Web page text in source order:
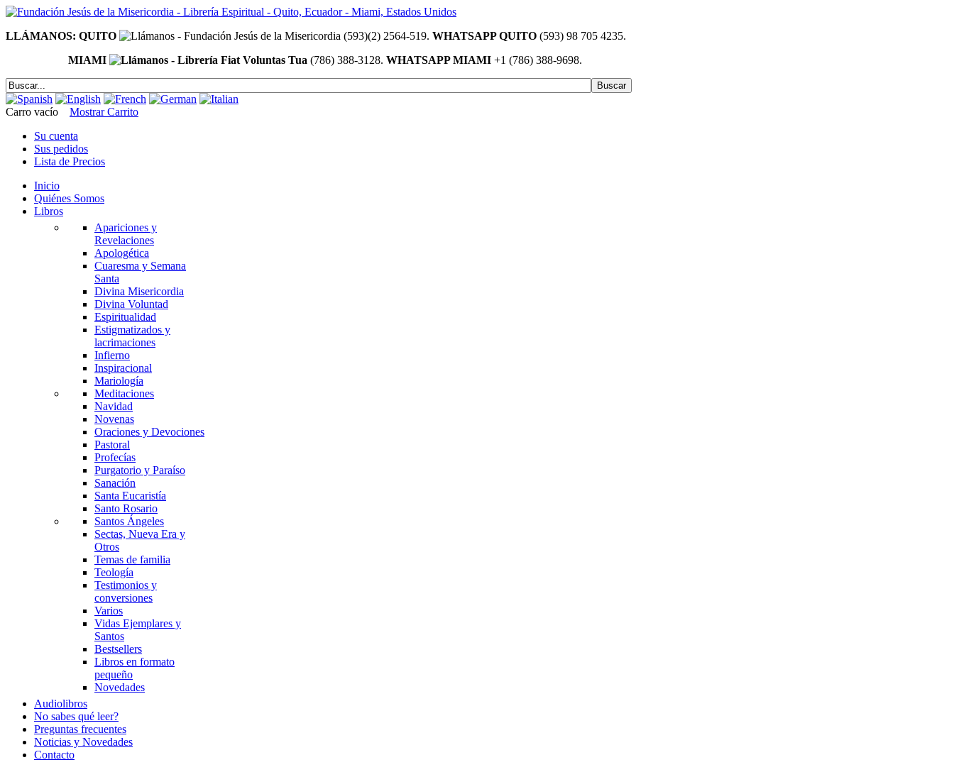
LLÁMANOS: QUITO (593)(2) 2564-519. WHATSAPP QUITO (593) 98 705 4235.
MIAMI
(786) 388-3128. WHATSAPP MIAMI +1 (786) 388-9698.
Carro vacío
Mostrar Carrito
Su cuenta
Sus pedidos
Lista de Precios
Inicio
Quiénes Somos
Libros
Apariciones y
Revelaciones
Apologética
Cuaresma y Semana
Santa
Divina Misericordia
Divina Voluntad
Espiritualidad
Estigmatizados y
lacrimaciones
Infierno
Inspiracional
Mariología
Meditaciones
Navidad
Novenas
Oraciones y Devociones
Pastoral
Profecías
Purgatorio y Paraíso
Sanación
Santa Eucaristía
Santo Rosario
Santos Ángeles
Sectas, Nueva Era y
Otros
Temas de familia
Teología
Testimonios y
conversiones
Varios
Vidas Ejemplares y
Santos
Bestsellers
Libros en formato
pequeño
Novedades
Audiolibros
No sabes qué leer?
Preguntas frecuentes
Noticias y Novedades
Contacto